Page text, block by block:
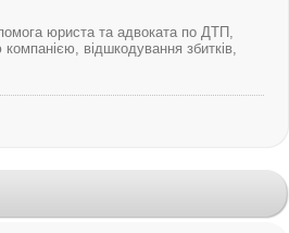
юриста та адвоката по ДТП,
відшкодування збитків,